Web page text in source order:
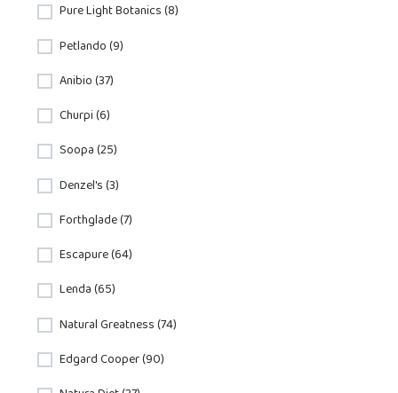
Pure Light Botanics (8)
Petlando (9)
Anibio (37)
Churpi (6)
Soopa (25)
Denzel's (3)
Forthglade (7)
Escapure (64)
Lenda (65)
Natural Greatness (74)
Edgard Cooper (90)